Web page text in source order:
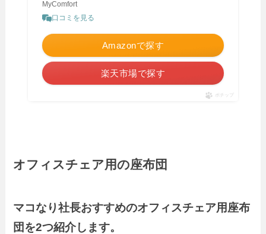
MyComfort
口コミを見る
Amazonで探す
楽天市場で探す
ポチップ
オフィスチェア用の座布団
マコなり社長おすすめのオフィスチェア用座布
団を2つ紹介します。